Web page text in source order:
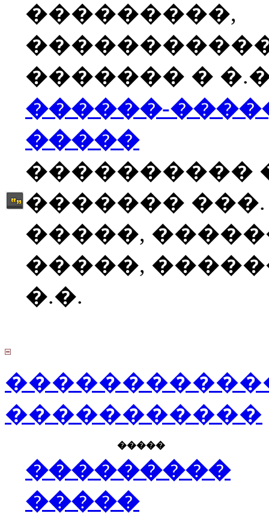
���������,
������� �
������-
�����
����������
������� ���.
�����,
�����,
�.�.
�����������
�����
���������
�����